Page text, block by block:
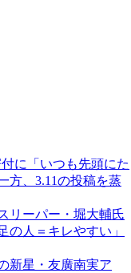
に「いつも先頭にた
方、3.11の投稿を蒸
リーパー・堀大輔氏
の人＝キレやすい」
新星・友廣南実ア